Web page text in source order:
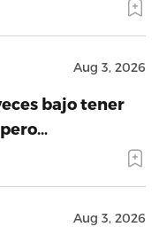
Aug 3, 2026
bajo tener
Aug 3, 2026